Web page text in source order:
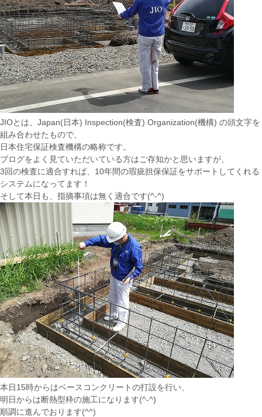
JIOとは、Japan(日本) Inspection(検査) Organization(機構) の頭文字を
組み合わせたもので、
日本住宅保証検査機構の略称です。
ブログをよく見ていただいている方はご存知かと思いますが、
3回の検査に適合すれば、10年間の瑕疵担保保証をサポートしてくれる
システムになってます！
そして本日も、指摘事項は無く適合です(^-^)
本日15時からはベースコンクリートの打設を行い、
明日からは断熱型枠の施工になります(^-^)
順調に進んでおります(^^)